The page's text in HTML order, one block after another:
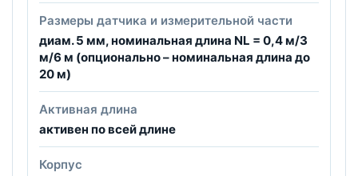
Размеры датчика и измерительной части
диам. 5 мм, номинальная длина NL = 0,4 м/3
м/6 м (опционально – номинальная длина до
20 м)
Активная длина
активен по всей длине
Корпус